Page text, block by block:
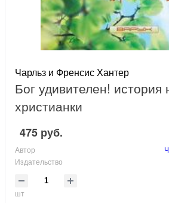
Чарльз и Френсис Хантер
Бог удивителен! история
христианки
475 руб.
Автор
Издательство
шт